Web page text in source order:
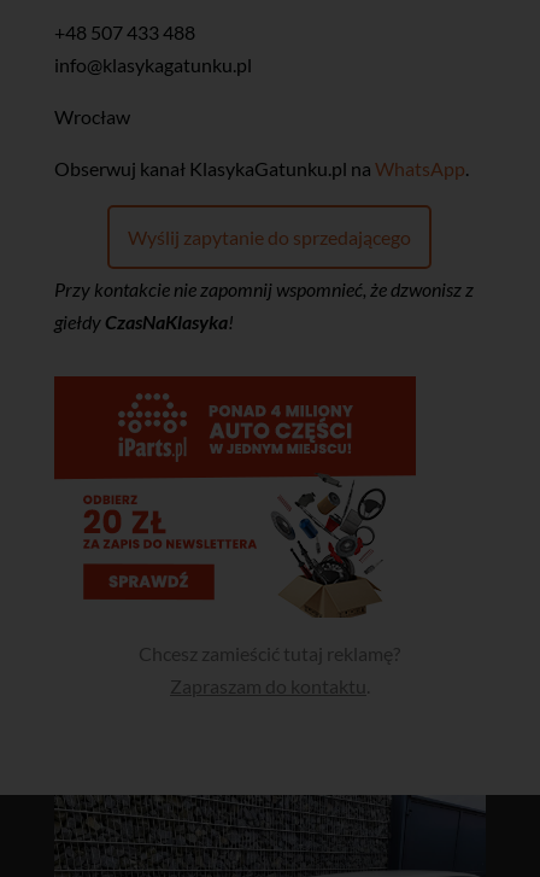
+48 507 433 488
info@klasykagatunku.pl
Wrocław
‎Obserwuj kanał KlasykaGatunku.pl na WhatsApp
Wyślij zapytanie do sprzedającego
Przy kontakcie nie zapomnij wspomnieć, że dzwonisz z
giełdy CzasNaKlasyka!
Chcesz zamieścić tutaj reklamę?
Zapraszam do kontaktu